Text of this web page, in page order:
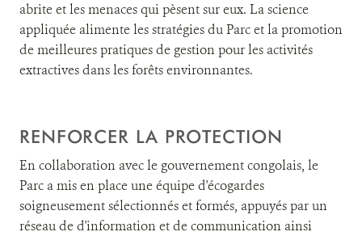
abrite et les menaces qui pèsent sur eux. La science
appliquée alimente les stratégies du Parc et la promotion
de meilleures pratiques de gestion pour les activités
extractives dans les forêts environnantes.
RENFORCER LA PROTECTION
En collaboration avec le gouvernement congolais, le
Parc a mis en place une équipe d'écogardes
soigneusement sélectionnés et formés, appuyés par un
réseau de d'information et de communication ainsi